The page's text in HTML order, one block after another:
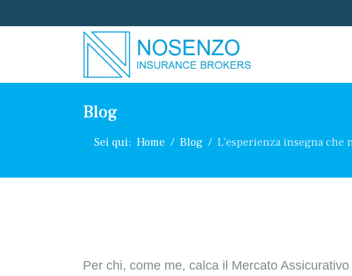
Blog
Sei qui: Home Blog L'esperienza insegna che
Per chi, come me, calca il Mercato